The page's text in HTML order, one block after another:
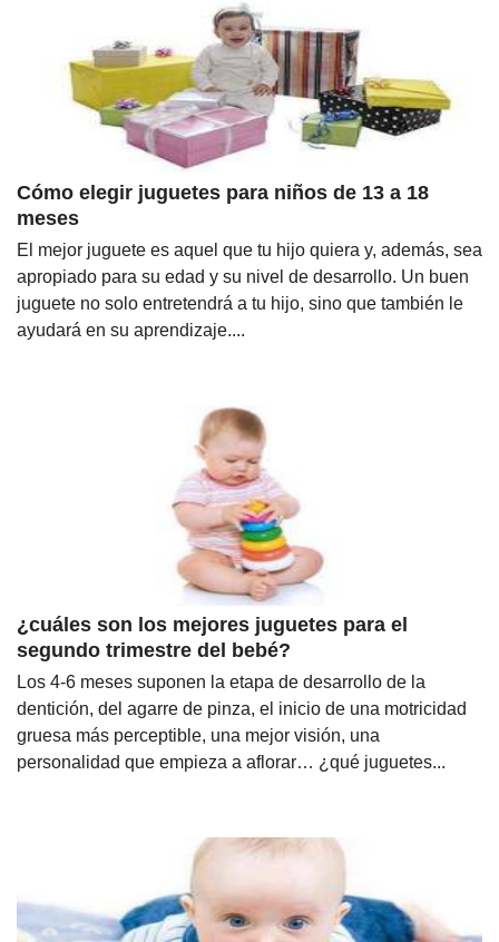
Cómo elegir juguetes para niños de 13 a 18
meses
El mejor juguete es aquel que tu hijo quiera y, además, sea
apropiado para su edad y su nivel de desarrollo. Un buen
juguete no solo entretendrá a tu hijo, sino que también le
ayudará en su aprendizaje....
¿cuáles son los mejores juguetes para el
segundo trimestre del bebé?
Los 4-6 meses suponen la etapa de desarrollo de la
dentición, del agarre de pinza, el inicio de una motricidad
gruesa más perceptible, una mejor visión, una
personalidad que empieza a aflorar… ¿qué juguetes...